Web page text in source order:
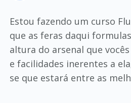
Estou fazendo um curso
que as feras daqui
altura do arsenal que
e facilidades inerentes a
se que estará entre as